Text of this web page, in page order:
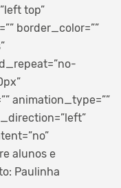
top”
border_color=””
animation_type=””
alunos e
Paulinha